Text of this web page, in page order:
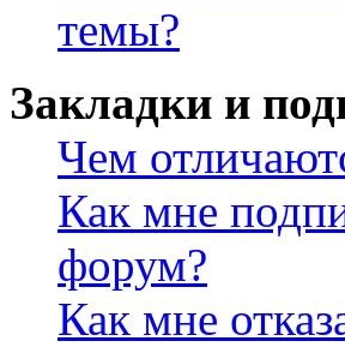
темы?
Закладки и
Чем
Как мне
форум?
Как мне